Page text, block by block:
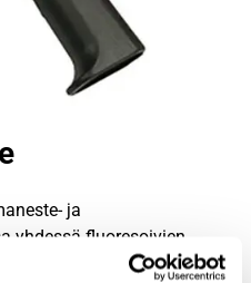
ja
yhdessä fluoresoivien